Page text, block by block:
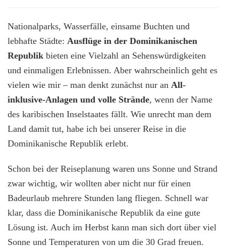
Hotelresort
Ausflüge
in
Dominikanischen
Republik
Nationalparks, Wasserfälle, einsame Buchten und
lebhafte Städte: Ausflüge in der Dominikanischen
Republik bieten eine Vielzahl an Sehenswürdigkeiten
und einmaligen Erlebnissen. Aber wahrscheinlich geht es
vielen wie mir – man denkt zunächst nur an All-
inklusive-Anlagen und volle Strände, wenn der Name
des karibischen Inselstaates fällt. Wie unrecht man dem
Land damit tut, habe ich bei unserer Reise in die
Dominikanische Republik erlebt.
Schon bei der Reiseplanung waren uns Sonne und Strand
zwar wichtig, wir wollten aber nicht nur für einen
Badeurlaub mehrere Stunden lang fliegen. Schnell war
klar, dass die Dominikanische Republik da eine gute
Lösung ist. Auch im Herbst kann man sich dort über viel
Sonne und Temperaturen von um die 30 Grad freuen.